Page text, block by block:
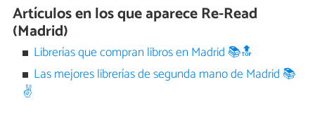
Artículos en los que aparece Re-Read
(Madrid)
Librerías que compran libros en Madrid 📚🔝
Las mejores librerías de segunda mano de Madrid 📚
✌